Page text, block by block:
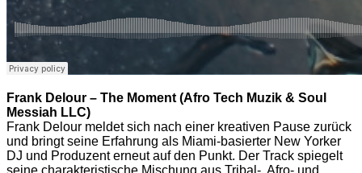
Frank Delour – The Moment (Afro Tech Muzik & Soul
Messiah LLC)
Frank Delour meldet sich nach einer kreativen Pause zurück
und bringt seine Erfahrung als Miami-basierter New Yorker
DJ und Produzent erneut auf den Punkt. Der Track spiegelt
seine charakteristische Mischung aus Tribal-, Afro- und